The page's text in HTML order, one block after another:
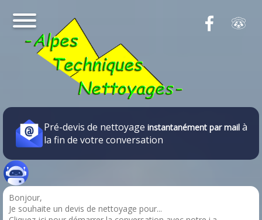
Pré-devis de nettoyage instantanément par mail à
la fin de votre conversation